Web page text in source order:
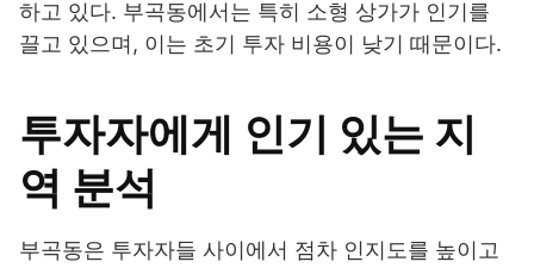
하고 있다. 부곡동에서는 특히 소형 상가가 인기를
끌고 있으며, 이는 초기 투자 비용이 낮기 때문이다.
투자자에게 인기 있는 지
역 분석
부곡동은 투자자들 사이에서 점차 인지도를 높이고